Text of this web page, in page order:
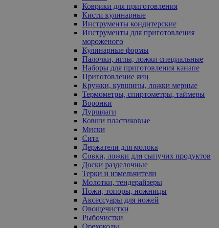
Коврики для приготовления
Кисти кулинарные
Инструменты кондитерские
Инструменты для приготовления
мороженого
Кулинарные формы
Палочки, иглы, ложки специальные
Наборы для приготовления канапе
Приготовление яиц
Кружки, кувшины, ложки мерные
Термометры, спиртометры, таймеры
Воронки
Дуршлаги
Ковши пластиковые
Миски
Сита
Держатели для молока
Совки, ложки для сыпучих продуктов
Доски разделочные
Терки и измельчители
Молотки, тендерайзеры
Ножи, топоры, ножницы
Аксессуары для ножей
Овощечистки
Рыбочистки
Орехоколы